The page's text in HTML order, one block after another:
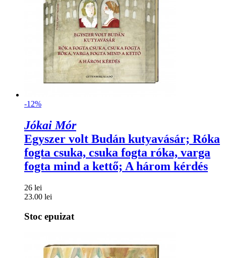
-12%
Jókai Mór
Egyszer volt Budán kutyavásár; Róka
fogta csuka, csuka fogta róka, varga
fogta mind a kettő; A három kérdés
26 lei
23.00 lei
Stoc epuizat